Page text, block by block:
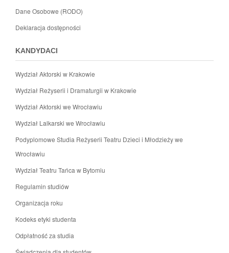
Dane Osobowe (RODO)
Deklaracja dostępności
KANDYDACI
Wydział Aktorski w Krakowie
Wydział Reżyserii i Dramaturgii w Krakowie
Wydział Aktorski we Wrocławiu
Wydział Lalkarski we Wrocławiu
Podyplomowe Studia Reżyserii Teatru Dzieci i Młodzieży we
Wrocławiu
Wydział Teatru Tańca w Bytomiu
Regulamin studiów
Organizacja roku
Kodeks etyki studenta
Odpłatność za studia